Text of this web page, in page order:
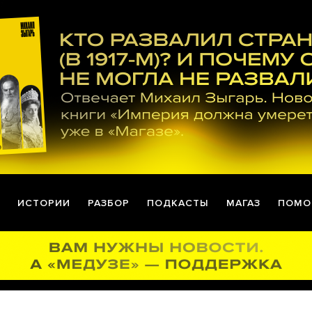
ИСТОРИИ РАЗБОР ПОДКАСТЫ МАГАЗ